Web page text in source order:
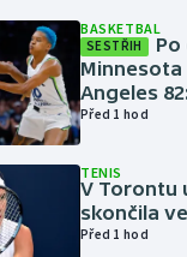
BASKETBAL
SESTŘIH
Minnesota
Angeles
Před 1 hod
TENIS
V Torontu
skončila
Před 1 hod